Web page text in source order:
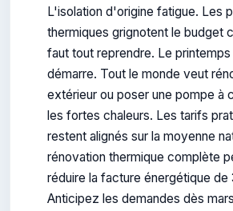
L'isolation d'origine fatigue. Les
thermiques grignotent le budget
faut tout reprendre. Le printemps
démarre. Tout le monde veut
extérieur ou poser une pompe à
les fortes chaleurs. Les tarifs
restent alignés sur la moyenne
rénovation thermique complète
réduire la facture énergétique de
Anticipez les demandes dès